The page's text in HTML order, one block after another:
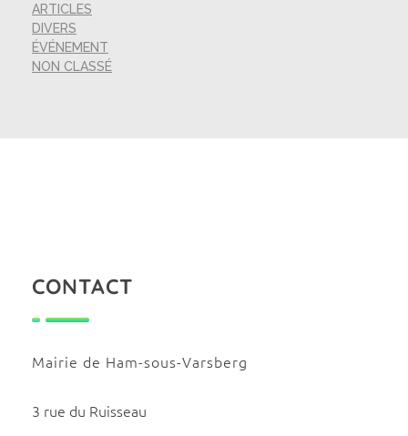
ARTICLES
DIVERS
ÉVÉNEMENT
NON CLASSÉ
CONTACT
Mairie de Ham-sous-Varsberg
3 rue du Ruisseau